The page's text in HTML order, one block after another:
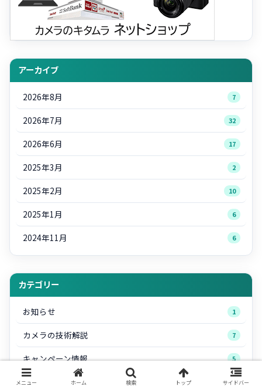
アーカイブ
2026年8月 7
2026年7月 32
2026年6月 17
2025年3月 2
2025年2月 10
2025年1月 6
2024年11月 6
カテゴリー
お知らせ 1
カメラの技術解説 7
キャンペーン情報 5
コラム 8
メニュー ホーム 検索 トップ サイドバー